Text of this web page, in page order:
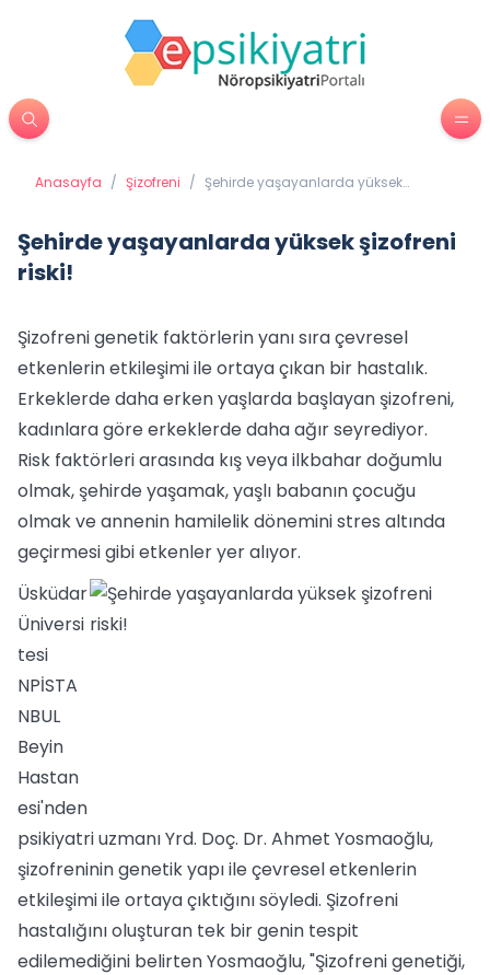
Anasayfa / Şizofreni / Şehirde yaşayanlarda yüksek
Şehirde yaşayanlarda yüksek şizofreni
riski!
Şizofreni genetik faktörlerin yanı sıra çevresel
etkenlerin etkileşimi ile ortaya çıkan bir hastalık.
Erkeklerde daha erken yaşlarda başlayan şizofreni,
kadınlara göre erkeklerde daha ağır seyrediyor.
Risk faktörleri arasında kış veya ilkbahar doğumlu
olmak, şehirde yaşamak, yaşlı babanın çocuğu
olmak ve annenin hamilelik dönemini stres altında
geçirmesi gibi etkenler yer alıyor.
Üsküdar
Üniversi
tesi
NPİSTA
NBUL
Beyin
Hastan
esi'nden
psikiyatri uzmanı Yrd. Doç. Dr. Ahmet Yosmaoğlu,
şizofreninin genetik yapı ile çevresel etkenlerin
etkileşimi ile ortaya çıktığını söyledi. Şizofreni
hastalığını oluşturan tek bir genin tespit
edilemediğini belirten Yosmaoğlu, "Şizofreni genetiği,